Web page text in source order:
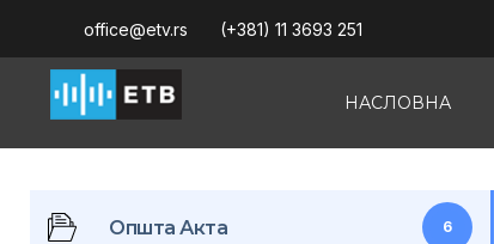
office@etv.rs (+381) 11 3693 251
НАСЛОВНА
Општа Акта 6